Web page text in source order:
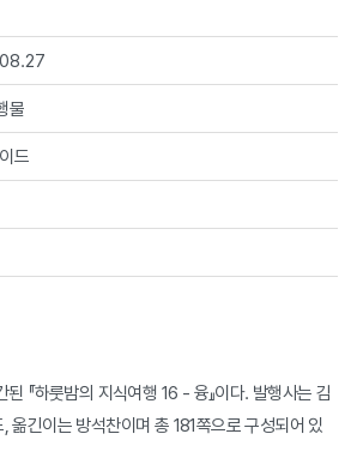
물
드
『하룻밤의 지식여행 16 - 융』이다. 발행사는 김
옮긴이는 방석찬이며 총 181쪽으로 구성되어 있